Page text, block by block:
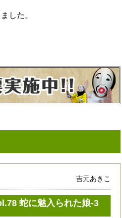
した。
吉元あきこ
蛇に魅入られた娘-3